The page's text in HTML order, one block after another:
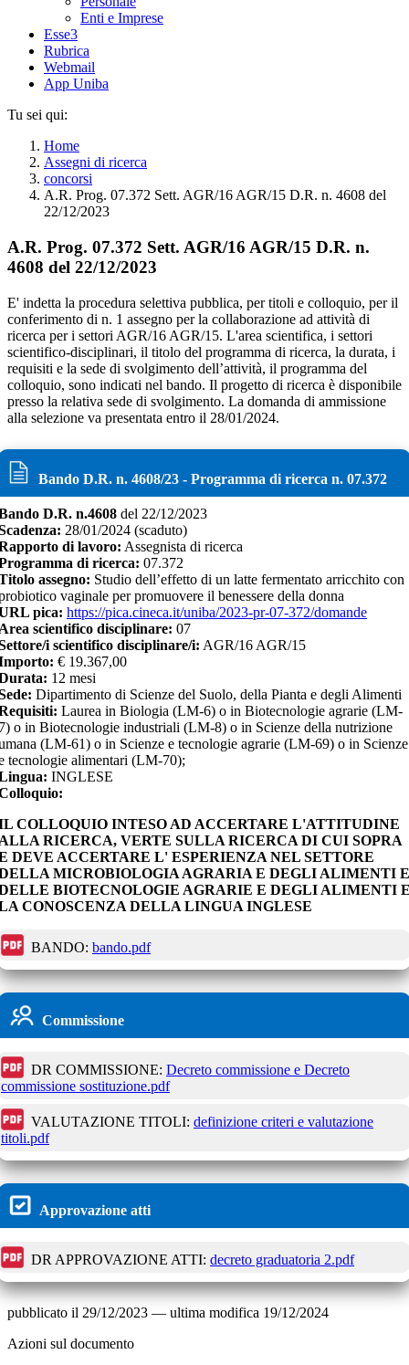
Enti e Imprese
Esse3
Rubrica
Webmail
App Uniba
Tu sei qui:
Home
Assegni di ricerca
concorsi
A.R. Prog. 07.372 Sett. AGR/16 AGR/15 D.R. n. 4608 del
22/12/2023
A.R. Prog. 07.372 Sett. AGR/16 AGR/15 D.R. n.
4608 del 22/12/2023
E' indetta la procedura selettiva pubblica, per titoli e colloquio, per il
conferimento di n. 1 assegno per la collaborazione ad attività di
ricerca per i settori AGR/16 AGR/15. L'area scientifica, i settori
scientifico-disciplinari, il titolo del programma di ricerca, la durata, i
requisiti e la sede di svolgimento dell’attività, il programma del
colloquio, sono indicati nel bando. Il progetto di ricerca è disponibile
presso la relativa sede di svolgimento. La domanda di ammissione
alla selezione va presentata entro il 28/01/2024.
Bando D.R. n. 4608/23 - Programma di ricerca n. 07.372
D.R. n.4608 del 22/12/2023
28/01/2024 (scaduto)
di lavoro: Assegnista di ricerca
di ricerca: 07.372
assegno: Studio dell’effetto di un latte fermentato arricchito con
vaginale per promuovere il benessere della donna
pica: https://pica.cineca.it/uniba/2023-pr-07-372/domande
scientifico disciplinare: 07
i scientifico disciplinare/i: AGR/16 AGR/15
€ 19.367,00
12 mesi
Dipartimento di Scienze del Suolo, della Pianta e degli Alimenti
Laurea in Biologia (LM-6) o in Biotecnologie agrarie (LM-
o in Biotecnologie industriali (LM-8) o in Scienze della nutrizione
(LM-61) o in Scienze e tecnologie agrarie (LM-69) o in Scienze
tecnologie alimentari (LM-70);
INGLESE
COLLOQUIO INTESO AD ACCERTARE L'ATTITUDINE
RICERCA, VERTE SULLA RICERCA DI CUI SOPRA
DEVE ACCERTARE L' ESPERIENZA NEL SETTORE
MICROBIOLOGIA AGRARIA E DEGLI ALIMENTI E
BIOTECNOLOGIE AGRARIE E DEGLI ALIMENTI
CONOSCENZA DELLA LINGUA INGLESE
BANDO: bando.pdf
Commissione
DR COMMISSIONE: Decreto commissione e Decreto
commissione sostituzione.pdf
VALUTAZIONE TITOLI: definizione criteri e valutazione
titoli.pdf
Approvazione atti
DR APPROVAZIONE ATTI: decreto graduatoria 2.pdf
pubblicato il 29/12/2023 — ultima modifica 19/12/2024
Azioni sul documento